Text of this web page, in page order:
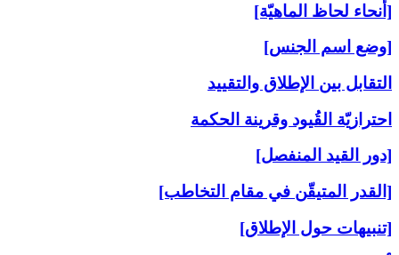
[أنحاء لحاظ الماهيّة]
[وضع اسم الجنس]
التقابل بين الإطلاق والتقييد
احترازيّة القُيود وقرينة الحكمة
[دور القيد المنفصل]
[القدر المتيقّن في مقام التخاطب]
[تنبيهات حول الإطلاق]